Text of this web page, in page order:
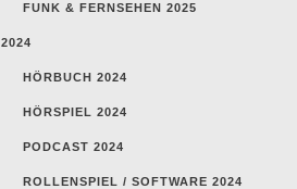
FUNK & FERNSEHEN 2025
2024
HÖRBUCH 2024
HÖRSPIEL 2024
PODCAST 2024
ROLLENSPIEL / SOFTWARE 2024